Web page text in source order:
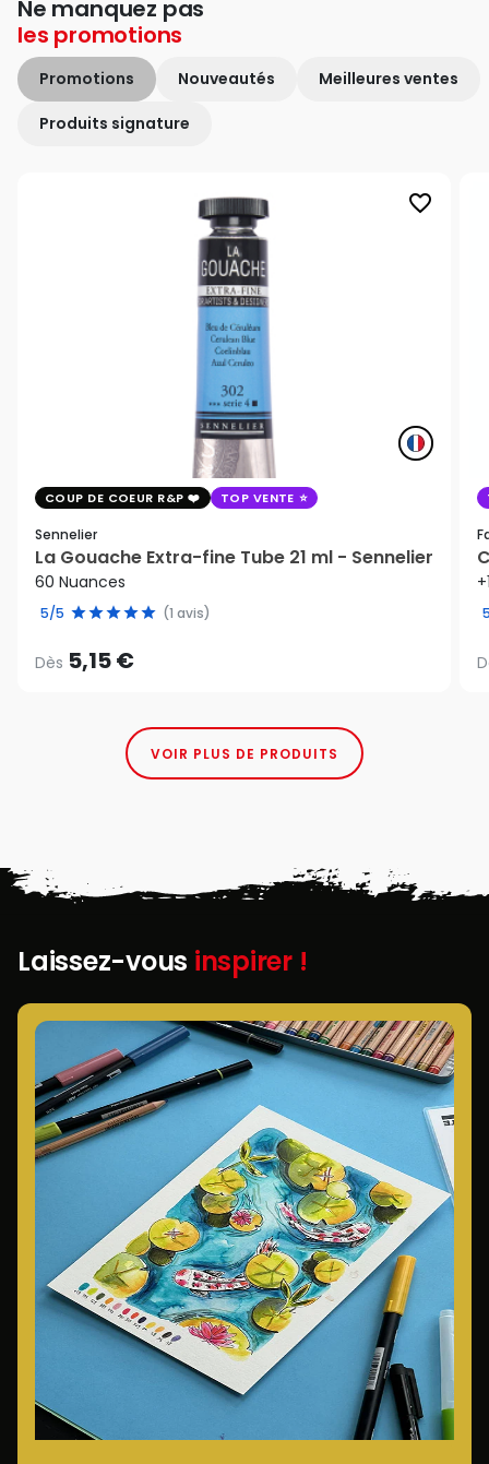
Ne manquez pas
les promotions
Promotions Nouveautés Meilleures ventes
Produits signature
favorite_border
COUP DE COEUR R&P TOP VENTE
Sennelier
La Gouache Extra-fine Tube 21 ml - Sennelier
60 Nuances
5/5 (1 avis)
Dès 5,15 €
VOIR PLUS DE PRODUITS
Laissez-vous inspirer !